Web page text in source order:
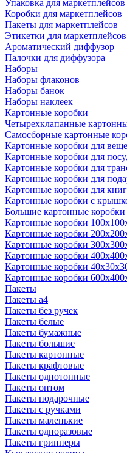
Упаковка для маркетплейсов
Коробки для маркетплейсов
Пакеты для маркетплейсов
Этикетки для маркетплейсов
Ароматический диффузор
Палочки для диффузора
Наборы
Наборы флаконов
Наборы банок
Наборы наклеек
Картонные коробки
Четырехклапанные
Самосборные картонные
Картонные коробки для
Картонные коробки для
Картонные коробки для
Картонные коробки для
Картонные коробки для книг
Картонные коробки с
Большие картонные коробки
Картонные коробки
Картонные коробки
Картонные коробки
Картонные коробки
Картонные коробки
Картонные коробки
Пакеты
Пакеты а4
Пакеты без ручек
Пакеты белые
Пакеты бумажные
Пакеты большие
Пакеты картонные
Пакеты крафтовые
Пакеты однотонные
Пакеты оптом
Пакеты подарочные
Пакеты с ручками
Пакеты маленькие
Пакеты одноразовые
Пакеты грипперы